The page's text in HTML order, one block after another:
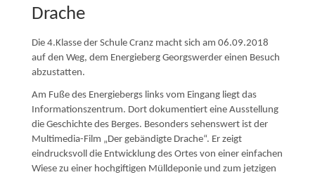
Drache
Die 4.Klasse der Schule Cranz macht sich am 06.09.2018
auf den Weg, dem Energieberg Georgswerder einen Besuch
abzustatten.
Am Fuße des Energiebergs links vom Eingang liegt das
Informationszentrum. Dort dokumentiert eine Ausstellung
die Geschichte des Berges. Besonders sehenswert ist der
Multimedia-Film „Der gebändigte Drache“. Er zeigt
eindrucksvoll die Entwicklung des Ortes von einer einfachen
Wiese zu einer hochgiftigen Mülldeponie und zum jetzigen